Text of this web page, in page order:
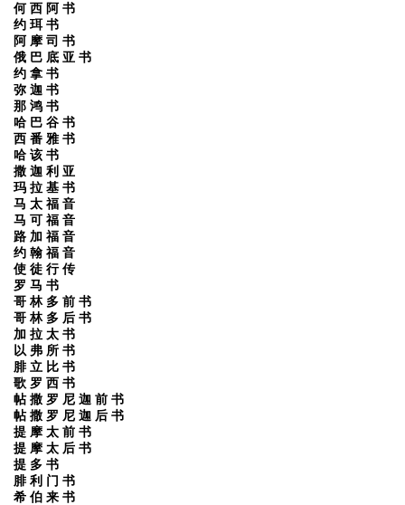
何 西 阿 书
约 珥 书
阿 摩 司 书
俄 巴 底 亚 书
约 拿 书
弥 迦 书
那 鸿 书
哈 巴 谷 书
西 番 雅 书
哈 该 书
撒 迦 利 亚
玛 拉 基 书
马 太 福 音
马 可 福 音
路 加 福 音
约 翰 福 音
使 徒 行 传
罗 马 书
哥 林 多 前 书
哥 林 多 后 书
加 拉 太 书
以 弗 所 书
腓 立 比 书
歌 罗 西 书
帖 撒 罗 尼 迦 前 书
帖 撒 罗 尼 迦 后 书
提 摩 太 前 书
提 摩 太 后 书
提 多 书
腓 利 门 书
希 伯 来 书